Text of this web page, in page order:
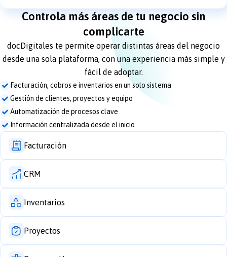
Controla más áreas de tu negocio sin
complicarte
docDigitales te permite operar distintas áreas del negocio
desde una sola plataforma, con una experiencia más simple y
fácil de adoptar.
Facturación, cobros e inventarios en un solo sistema
Gestión de clientes, proyectos y equipo
Automatización de procesos clave
Información centralizada desde el inicio
Facturación
CRM
Inventarios
Proyectos